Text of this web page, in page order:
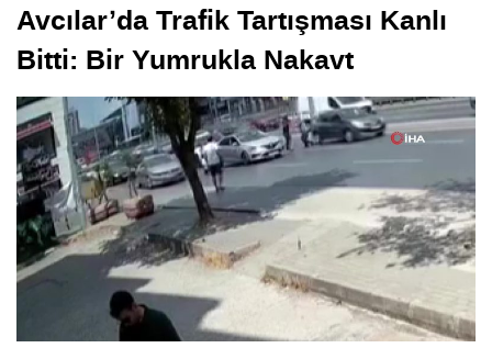
Avcılar’da Trafik Tartışması Kanlı
Bitti: Bir Yumrukla Nakavt